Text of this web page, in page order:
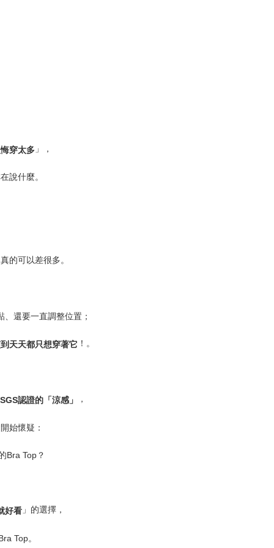
穿太多」，
說什麼。
的可以差很多。
還要一直調整位置；
天天都只想穿著它 ！。
SGS認證的「涼感」 ，
始懷疑：
Bra Top ？
好看」的選擇，
Top。